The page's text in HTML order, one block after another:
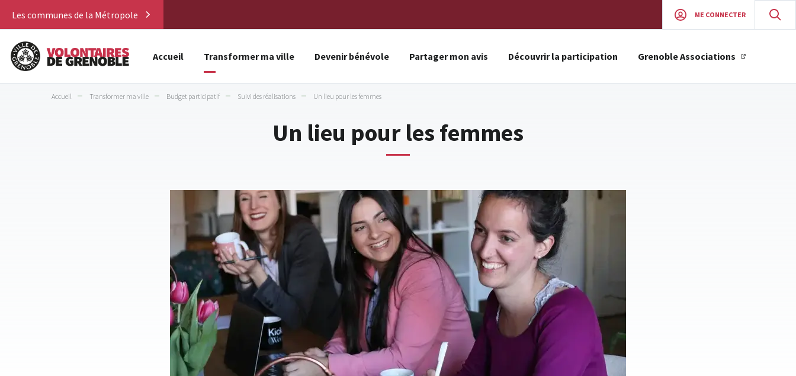
Les communes de la Métropole
ME CONNECTER
Accueil Transformer ma ville Devenir bénévole Partager mon avis Découvrir la participation Grenoble Associations
Accueil Transformer ma ville Budget participatif Suivi des réalisations Un lieu pour les femmes
Un lieu pour les femmes